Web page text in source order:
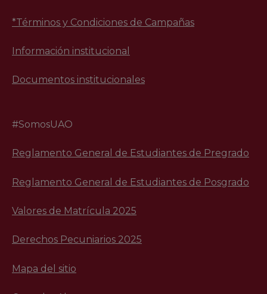
*Términos y Condiciones de Campañas
Información institucional
Documentos institucionales
#SomosUAO
Reglamento General de Estudiantes de Pregrado
Reglamento General de Estudiantes de Posgrado
Valores de Matrícula 2025
Derechos Pecuniarios 2025
Mapa del sitio